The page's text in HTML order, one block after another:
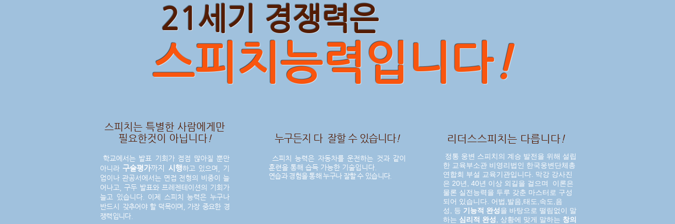
21세기 경쟁력은
스피치능력입니다!
스피치는 특별한 사람에게만
필요한것이 아닙니다!
학교에서는 발표 기회가 점점 많아질 뿐만
아니라 구술평가까지 시행하고 있으며, 기
업이나 관공서에서는 면접 전형의 비중이 늘
어나고, 구두 발표와 프레젠테이션의 기회가
늘고 있습니다. 이제 스피치 능력은 누구나
반드시 갖추어야 할 덕목이며, 가장 중요한 경
쟁력입니다.
누구든지 다 잘할 수 있습니다!
스피치 능력은 자동차를 운전하는 것과 같이
훈련을 통해 습득 가능한 기술입니다.
연습과 경험을 통해 누구나 잘할 수 있습니다.
리더스스피치는 다릅니다!
정통 웅변 스피치의 계승 발전을 위해 설립
한 교육부소관 비영리법인 한국웅변단체총
연합회 부설 교육기관입니다. 막강 강사진
은 20년, 40년 이상 외길을 걸으며 이론은
물론 실전능력을 두루 갖춘 마스터로 구성
되어 있습니다. 어법,발음,태도,속도,음
성, 등 기능적 완성을 바탕으로 떨림없이 말
하는 심리적 완성 , 상황에 맞게 말하는 창의